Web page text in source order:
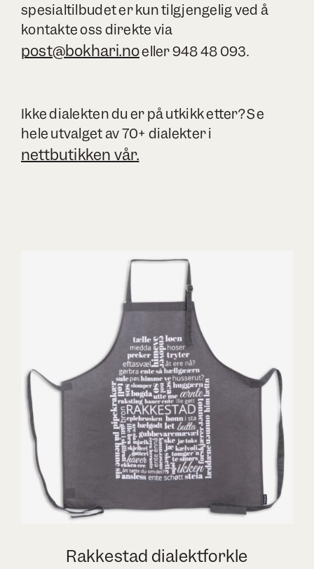
spesialtilbudet er kun tilgjengelig ved å
kontakte oss direkte via
post@bokhari.noeller 948 48 093.
Ikke dialekten du er på utkikk etter? Se
hele utvalget av 70+ dialekter i
nettbutikken vår.
Rakkestad dialektforkle